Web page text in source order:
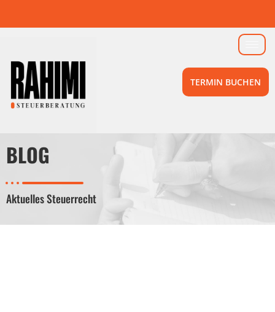
TERMIN BUCHEN
BLOG
Aktuelles Steuerrecht